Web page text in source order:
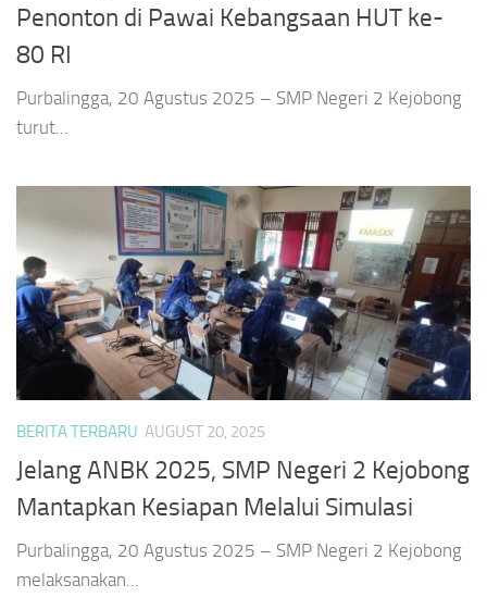
Penonton di Pawai Kebangsaan HUT ke-
80 RI
Purbalingga, 20 Agustus 2025 – SMP Negeri 2 Kejobong
turut...
BERITA TERBARU AUGUST 20, 2025
Jelang ANBK 2025, SMP Negeri 2 Kejobong
Mantapkan Kesiapan Melalui Simulasi
Purbalingga, 20 Agustus 2025 – SMP Negeri 2 Kejobong
melaksanakan...